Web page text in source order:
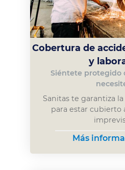
Cobertura de
y
Siéntete protegido
Sanitas te garantiza
para estar cubierto
Más